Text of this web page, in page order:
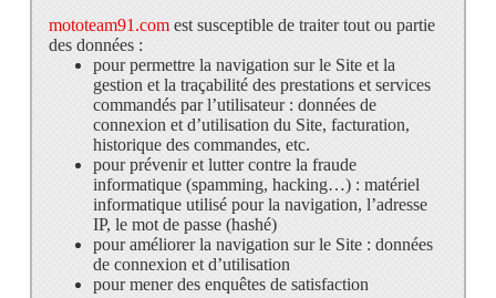
mototeam91.comest susceptible de traiter tout ou partie
des données :
pour permettre la navigation sur le Site et la
gestion et la traçabilité des prestations et services
commandés par l’utilisateur : données de
connexion et d’utilisation du Site, facturation,
historique des commandes, etc.
pour prévenir et lutter contre la fraude
informatique (spamming, hacking…) : matériel
informatique utilisé pour la navigation, l’adresse
IP, le mot de passe (hashé)
pour améliorer la navigation sur le Site : données
de connexion et d’utilisation
pour mener des enquêtes de satisfaction